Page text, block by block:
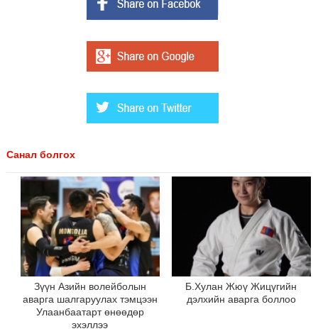
Санал болгох
Зүүн Азийн волейболын
аварга шалгаруулах тэмцээн
Улаанбаатарт өнөөдөр
эхэллээ
Б.Хулан Жюү Жицүгийн
дэлхийн аварга боллоо